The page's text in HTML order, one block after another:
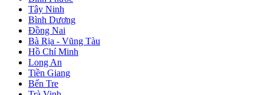
Tây Ninh
Bình Dương
Đồng Nai
Bà Rịa - Vũng Tàu
Hồ Chí Minh
Long An
Tiền Giang
Bến Tre